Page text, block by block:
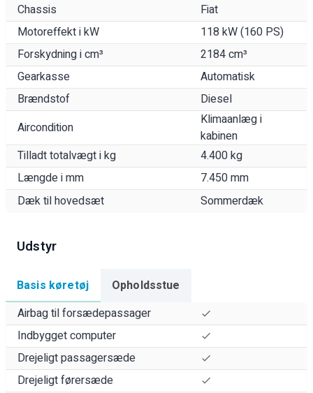
Chassis
Fiat
Motoreffekt i kW
118 kW (160 PS)
Forskydning i cm³
2184 cm³
Gearkasse
Automatisk
Brændstof
Diesel
Aircondition
Klimaanlæg i
kabinen
Tilladt totalvægt i kg
4.400 kg
Længde i mm
7.450 mm
Dæk til hovedsæt
Sommerdæk
Udstyr
Basis køretøj
Opholdsstue
Airbag til forsædepassager
Indbygget computer
Drejeligt passagersæde
Drejeligt førersæde